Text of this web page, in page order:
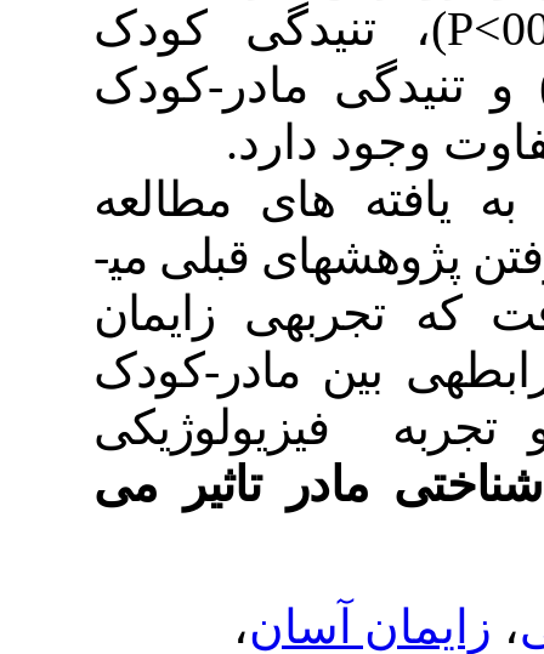
تنیدگی کودک
مادر-کودک
دارد.
های مطالعه
قبلی می­
زایمان
مادر-کودک
فیزیولوژیکی
مادر تاثیر می
آسان،